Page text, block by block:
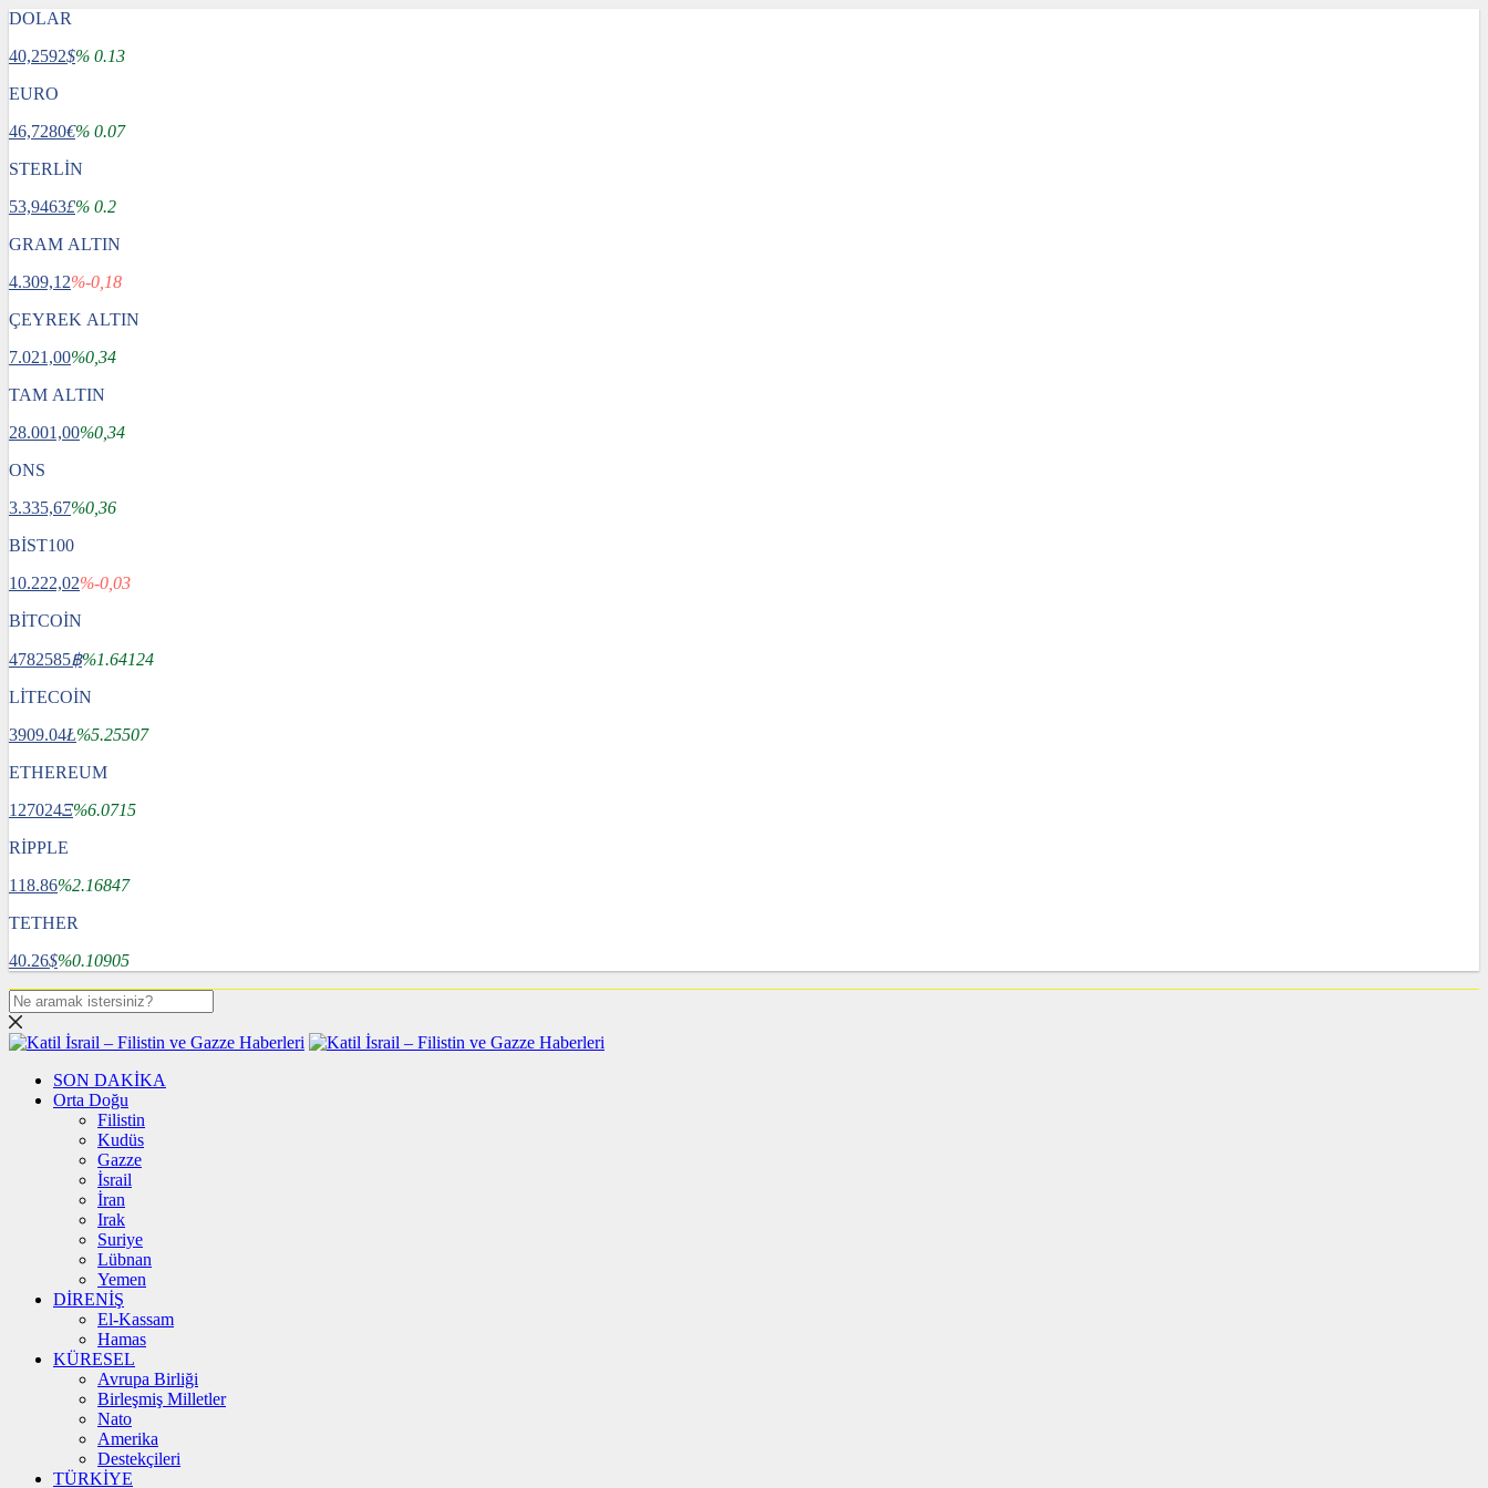
DOLAR
40,2592$% 0.13
EURO
46,7280€% 0.07
STERLİN
53,9463£% 0.2
GRAM ALTIN
4.309,12%-0,18
ÇEYREK ALTIN
7.021,00%0,34
TAM ALTIN
28.001,00%0,34
ONS
3.335,67%0,36
BİST100
10.222,02%-0,03
BİTCOİN
4782585฿%1.64124
LİTECOİN
3909.04Ł%5.25507
ETHEREUM
127024Ξ%6.0715
RİPPLE
118.86%2.16847
TETHER
40.26$%0.10905
SON DAKİKA
Orta Doğu
Filistin
Kudüs
Gazze
İsrail
İran
Irak
Suriye
Lübnan
Yemen
DİRENİŞ
El-Kassam
Hamas
KÜRESEL
Avrupa Birliği
Birleşmiş Milletler
Nato
Amerika
Destekçileri
TÜRKİYE